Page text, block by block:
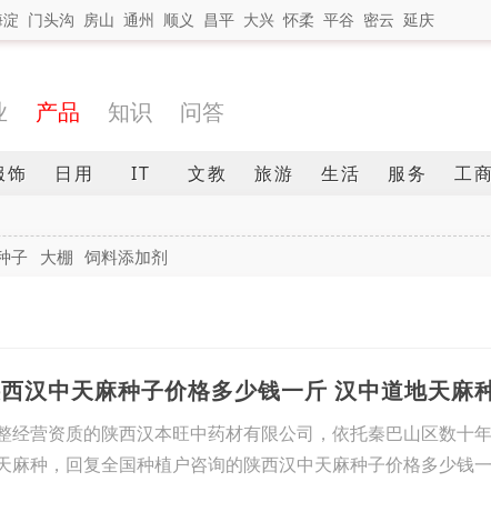
门头沟 房山 通州 顺义 昌平 大兴 怀柔 平谷 密云 延庆
产品 知识 问答
饰 日用 IT 文教 旅游 生活 服务 工商
子 大棚 饲料添加剂
经营资质的陕西汉本旺中药材有限公司，依托秦巴山区数十
麻种，回复全国种植户咨询的陕西汉中天麻种子价格多少钱